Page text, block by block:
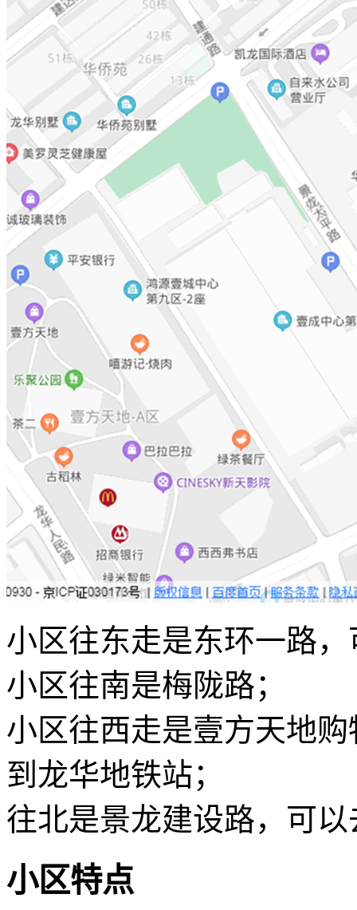
小区往东走是东环一路
小区往南是梅陇路；
小区往西走是壹方天地
到龙华地铁站；
往北是景龙建设路，可
小区特点